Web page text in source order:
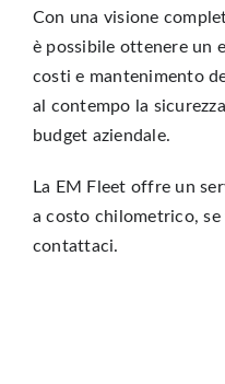
Con una visione
è possibile ottenere un
costi e mantenimento
al contempo la
budget aziendale.
La EM Fleet offre un
a costo chilometrico, se
contattaci.